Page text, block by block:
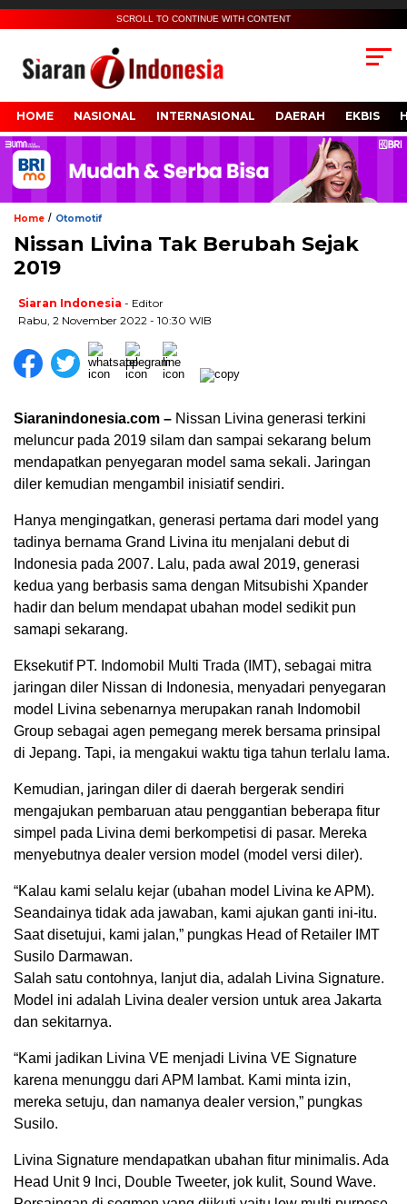
00:00
SCROLL TO CONTINUE WITH CONTENT
HOME NASIONAL INTERNASIONAL DAERAH EKBIS
Home / Otomotif
Nissan Livina Tak Berubah Sejak
2019
Siaran Indonesia - Editor
Rabu, 2 November 2022 - 10:30 WIB
Siaranindonesia.com – Nissan Livina generasi terkini
meluncur pada 2019 silam dan sampai sekarang belum
mendapatkan penyegaran model sama sekali. Jaringan
diler kemudian mengambil inisiatif sendiri.
Hanya mengingatkan, generasi pertama dari model yang
tadinya bernama Grand Livina itu menjalani debut di
Indonesia pada 2007. Lalu, pada awal 2019, generasi
kedua yang berbasis sama dengan Mitsubishi Xpander
hadir dan belum mendapat ubahan model sedikit pun
samapi sekarang.
Eksekutif PT. Indomobil Multi Trada (IMT), sebagai mitra
jaringan diler Nissan di Indonesia, menyadari penyegaran
model Livina sebenarnya merupakan ranah Indomobil
Group sebagai agen pemegang merek bersama prinsipal
di Jepang. Tapi, ia mengakui waktu tiga tahun terlalu lama.
Kemudian, jaringan diler di daerah bergerak sendiri
mengajukan pembaruan atau penggantian beberapa fitur
simpel pada Livina demi berkompetisi di pasar. Mereka
menyebutnya dealer version model (model versi diler).
“Kalau kami selalu kejar (ubahan model Livina ke APM).
Seandainya tidak ada jawaban, kami ajukan ganti ini-itu.
Saat disetujui, kami jalan,” pungkas Head of Retailer IMT
Susilo Darmawan.
Salah satu contohnya, lanjut dia, adalah Livina Signature.
Model ini adalah Livina dealer version untuk area Jakarta
dan sekitarnya.
“Kami jadikan Livina VE menjadi Livina VE Signature
karena menunggu dari APM lambat. Kami minta izin,
mereka setuju, dan namanya dealer version,” pungkas
Susilo.
Livina Signature mendapatkan ubahan fitur minimalis. Ada
Head Unit 9 Inci, Double Tweeter, jok kulit, Sound Wave.